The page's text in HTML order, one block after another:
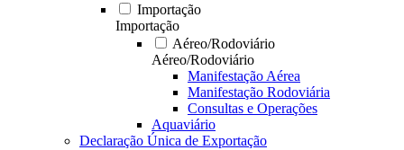
Importação
Importação
Aéreo/Rodoviário
Aéreo/Rodoviário
Manifestação Aérea
Manifestação Rodoviária
Consultas e Operações
Aquaviário
Declaração Única de Exportação